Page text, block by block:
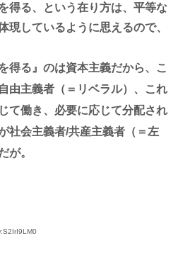
得る、という在り方は、平等な
現しているように思えるので、
得る』のは資本主義だから、こ
由主義者（＝リベラル）、これ
て働き、必要に応じて分配され
社会主義者/共産主義者（＝左
が。